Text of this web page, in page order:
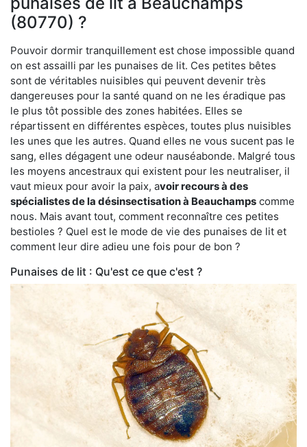
(80770) ?
Pouvoir dormir tranquillement est chose impossible quand
on est assailli par les punaises de lit. Ces petites bêtes
sont de véritables nuisibles qui peuvent devenir très
dangereuses pour la santé quand on ne les éradique pas
le plus tôt possible des zones habitées. Elles se
répartissent en différentes espèces, toutes plus nuisibles
les unes que les autres. Quand elles ne vous sucent pas le
sang, elles dégagent une odeur nauséabonde. Malgré tous
les moyens ancestraux qui existent pour les neutraliser, il
vaut mieux pour avoir la paix, avoir recours à des
spécialistes de la désinsectisation à Beauchamps comme
nous. Mais avant tout, comment reconnaître ces petites
bestioles ? Quel est le mode de vie des punaises de lit et
comment leur dire adieu une fois pour de bon ?
Punaises de lit : Qu'est ce que c'est ?